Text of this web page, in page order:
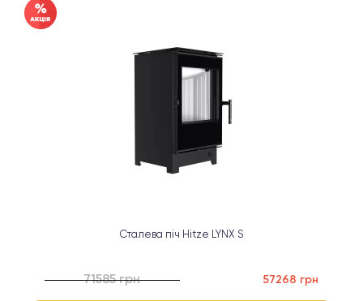
Сталева піч Hitze LYNX S
71585 грн 57268 грн